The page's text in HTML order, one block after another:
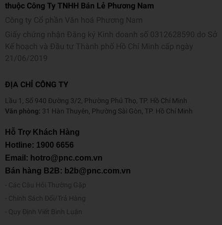
thuộc Công Ty TNHH Bán Lẻ Phương Nam
Công ty Cổ phần Văn hoá Phương Nam
Giấy chứng nhận Đăng ký Kinh doanh số 0312628590 do Sở
Kế hoạch và Đầu tư Thành phố Hồ Chí Minh cấp ngày
21/06/2019
ĐỊA CHỈ CÔNG TY
Lầu 1, Số 940 Đường 3/2, Phường Phú Thọ, TP. Hồ Chí Minh
Văn phòng: 31 Hàn Thuyên, Phường Sài Gòn, TP. Hồ Chí Minh
Hỗ Trợ Khách Hàng
Hotline: 1900 6656
Email: hotro@pnc.com.vn
Bán hàng B2B: b2b@pnc.com.vn
Các Câu Hỏi Thường Gặp
Chính Sách Đổi/Trả Hàng
Quy Định Viết Bình Luận